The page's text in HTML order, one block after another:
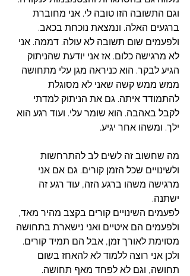
וגם התשובה הזו טובה לי. אני מחוברת
ברגעים האלה. ונמצאת נוכחת בכאב.
ולפעמים שום תשובה לא עולה. דממה. אני
לא מרגישה כלום. אז אני יודעת שהניתוק
הגיע לבקר. הוא כניראה מגן עלי מתחושה
ממש ממש קשה שאני לא מסוגלת
להתמודד איתה. גם את הניתוק למדתי
לקבל באהבה. הוא שומר עלי. ועוד רגע הוא
ילך. ומשהו אחר יגיע.
מה שחשוב זה לשים לב להתרחשות
ולשינויים שכל הזמן קורים. גם אם אני
מרגישה משהו ברגע הזה, עוד רגע זה
ישתנה.
לפעמים השינויים קורים בקצב מהיר מאד,
ולפעמים הם איטיים ואני נישארת בתחושה
מסוימת לאורך זמן, אבל הם תמיד קורים.
ולכן אני רוצה ללמוד לא להאחז בשום
תחושה, וגם לא לפחד מאף תחושה.